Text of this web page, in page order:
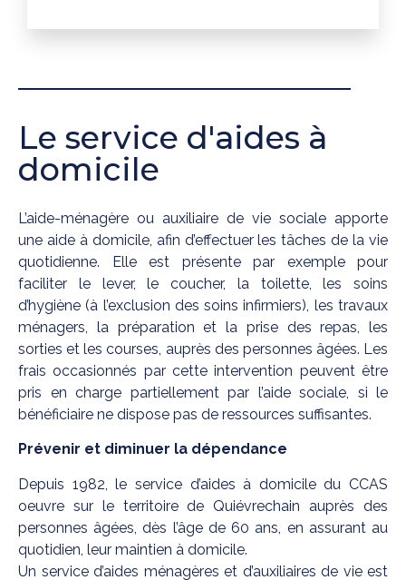
Le service d'aides à
domicile
L’aide-ménagère ou auxiliaire de vie sociale apporte
une aide à domicile, afin d’effectuer les tâches de la vie
quotidienne. Elle est présente par exemple pour
faciliter le lever, le coucher, la toilette, les soins
d’hygiène (à l’exclusion des soins infirmiers), les travaux
ménagers, la préparation et la prise des repas, les
sorties et les courses, auprès des personnes âgées. Les
frais occasionnés par cette intervention peuvent être
pris en charge partiellement par l’aide sociale, si le
bénéficiaire ne dispose pas de ressources suffisantes.
Prévenir et diminuer la dépendance
Depuis 1982, le service d’aides à domicile du CCAS
oeuvre sur le territoire de Quiévrechain auprès des
personnes âgées, dès l’âge de 60 ans, en assurant au
quotidien, leur maintien à domicile.
Un service d’aides ménagères et d’auxiliaires de vie est